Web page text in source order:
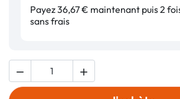
Payez 36,67 € maintenant puis 2
sans frais
 